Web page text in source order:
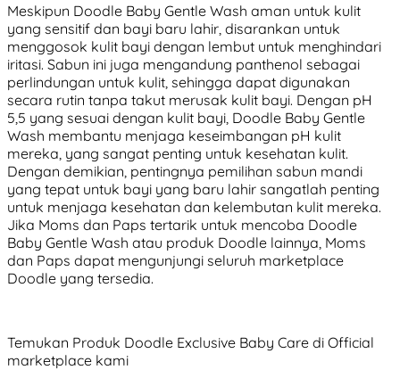
Meskipun Doodle Baby Gentle Wash aman untuk kulit
yang sensitif dan bayi baru lahir, disarankan untuk
menggosok kulit bayi dengan lembut untuk menghindari
iritasi. Sabun ini juga mengandung panthenol sebagai
perlindungan untuk kulit, sehingga dapat digunakan
secara rutin tanpa takut merusak kulit bayi. Dengan pH
5,5 yang sesuai dengan kulit bayi, Doodle Baby Gentle
Wash membantu menjaga keseimbangan pH kulit
mereka, yang sangat penting untuk kesehatan kulit.
Dengan demikian, pentingnya pemilihan sabun mandi
yang tepat untuk bayi yang baru lahir sangatlah penting
untuk menjaga kesehatan dan kelembutan kulit mereka.
Jika Moms dan Paps tertarik untuk mencoba Doodle
Baby Gentle Wash atau produk Doodle lainnya, Moms
dan Paps dapat mengunjungi seluruh marketplace
Doodle yang tersedia.
Temukan Produk Doodle Exclusive Baby Care di Official
marketplace kami